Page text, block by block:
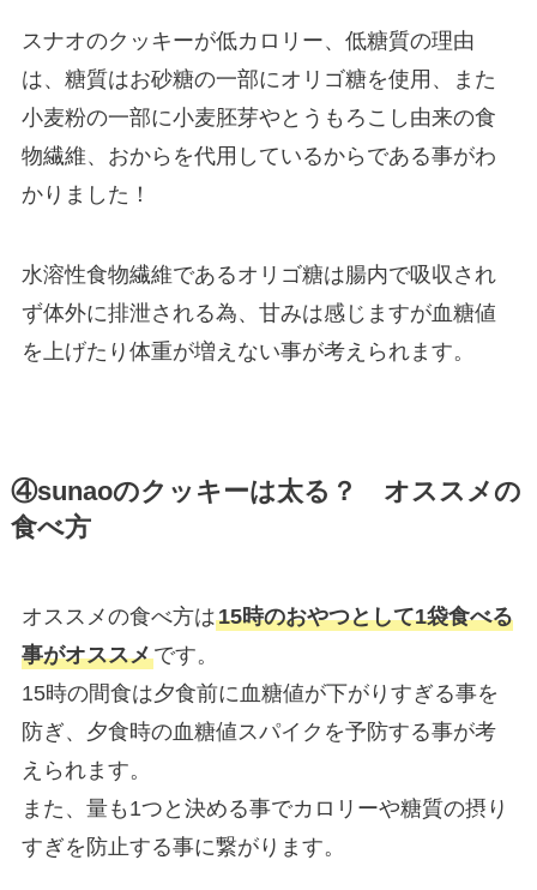
スナオのクッキーが低カロリー、低糖質の理由
は、糖質はお砂糖の一部にオリゴ糖を使用、また
小麦粉の一部に小麦胚芽やとうもろこし由来の食
物繊維、おからを代用しているからである事がわ
かりました！
水溶性食物繊維であるオリゴ糖は腸内で吸収され
ず体外に排泄される為、甘みは感じますが血糖値
を上げたり体重が増えない事が考えられます。
④sunaoのクッキーは太る？ オススメの
食べ方
オススメの食べ方は15時のおやつとして1袋食べる
事がオススメです。
15時の間食は夕食前に血糖値が下がりすぎる事を
防ぎ、夕食時の血糖値スパイクを予防する事が考
えられます。
また、量も1つと決める事でカロリーや糖質の摂り
すぎを防止する事に繋がります。